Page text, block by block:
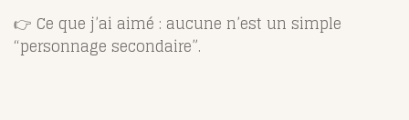
👉 Ce que j’ai aimé : aucune n’est un simple
“personnage secondaire”.